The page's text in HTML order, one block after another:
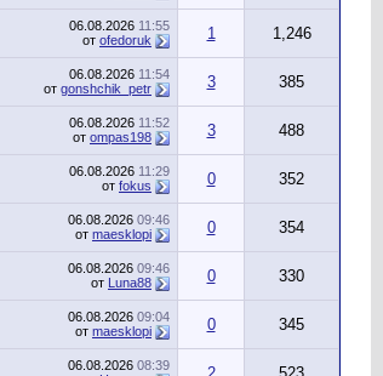
06.08.2026 11:55
от ofedoruk 1 1,246
06.08.2026 11:54
от gonshchik_petr 3 385
06.08.2026 11:52
от ompas198 3 488
06.08.2026 11:29
от fokus 0 352
06.08.2026 09:46
от maesklopi 0 354
06.08.2026 09:46
от Luna88 0 330
06.08.2026 09:04
от maesklopi 0 345
06.08.2026 08:39